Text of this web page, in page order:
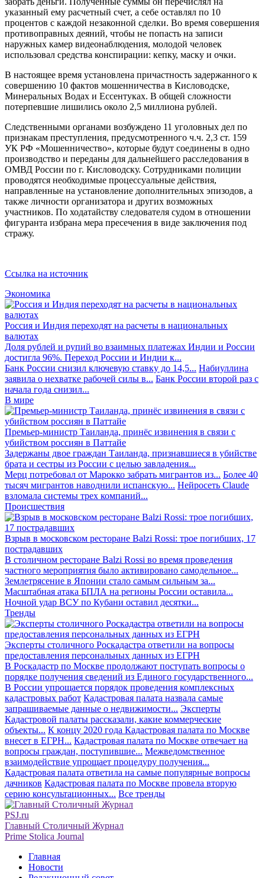
указанный ему расчетный счет, а себе оставлял по 10
процентов с каждой незаконной сделки. Во время совершения
противоправных деяний, чтобы не попасть на записи
наружных камер видеонаблюдения, молодой человек
использовал средства конспирации: кепку, маску и очки.
В настоящее время установлена причастность задержанного к
совершению 10 фактов мошенничества в Кисловодске,
Минеральных Водах и Ессентуках. В общей сложности
потерпевшие лишились около 2,5 миллиона рублей.
Следственными органами возбуждено 11 уголовных дел по
признакам преступления, предусмотренного ч.ч. 2,3 ст. 159
УК РФ «Мошенничество», которые будут соединены в одно
производство и переданы для дальнейшего расследования в
ОМВД России по г. Кисловодску. Сотрудниками полиции
проводятся необходимые процессуальные действия,
направленные на установление дополнительных эпизодов, а
также личности организатора и других возможных
участников. По ходатайству следователя судом в отношении
фигуранта избрана мера пресечения в виде заключения под
стражу.
Ссылка на источник
Экономика
Россия и Индия переходят на расчеты в национальных
валютах
Доля рублей и рупий во взаимных платежах Индии и России
достигла 96%. Переход России и Индии к...
Банк России снизил ключевую ставку до 14,5... Набиуллина
заявила о нехватке рабочей силы в... Банк России второй раз с
начала года снизил...
В мире
Премьер-министр Таиланда, принёс извинения в связи с
убийством россиян в Паттайе
Задержаны двое граждан Таиланда, признавшиеся в убийстве
брата и сестры из России с целью завладения...
Мерц потребовал от Марокко забрать мигрантов из... Более 40
тысяч мигрантов наводнили испанскую... Нейросеть Claude
взломала системы трех компаний...
Происшествия
Взрыв в московском ресторане Balzi Rossi: трое погибших, 17
пострадавших
В столичном ресторане Balzi Rossi во время проведения
частного мероприятия было активировано самодельное...
Землетрясение в Японии стало самым сильным за...
Масштабная атака БПЛА на регионы России оставила...
Ночной удар ВСУ по Кубани оставил десятки...
Тренды
Эксперты столичного Роскадастра ответили на вопросы
предоставления персональных данных из ЕГРН
В Роскадастр по Москве продолжают поступать вопросы о
порядке получения сведений из Единого государственного...
В России упрощается порядок проведения комплексных
кадастровых работ Кадастровая палата назвала самые
запрашиваемые данные о недвижимости... Эксперты
Кадастровой палаты рассказали, какие коммерческие
объекты... К концу 2020 года Кадастровая палата по Москве
внесет в ЕГРН... Кадастровая палата по Москве отвечает на
вопросы граждан, поступившие... Межведомственное
взаимодействие упрощает процедуру получения...
Кадастровая палата ответила на самые популярные вопросы
дачников Кадастровая палата по Москве провела вторую
серию консультационных... Все тренды
PSJ.ru
Главный Столичный Журнал
Prime Stolica Journal
Главная
Новости